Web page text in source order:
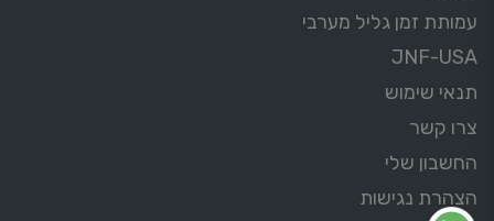
עמותת זמן גליל מערבי
JNF-USA
תנאי שימוש
צרו קשר
החשבון שלי
הצהרת נגישות